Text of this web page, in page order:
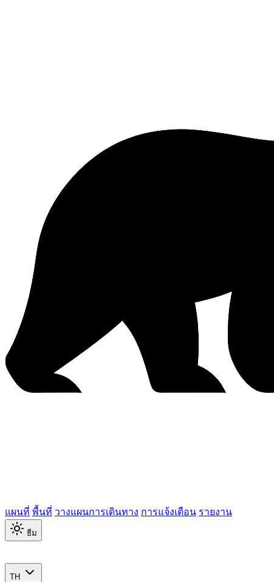
แผนที่ พื้นที่ วางแผนการเดินทาง การแจ้งเตือน รายงาน
ธีม
TH